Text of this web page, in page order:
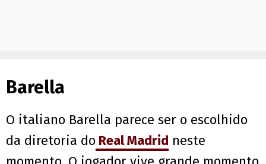
Barella
O italiano Barella parece ser o escolhido
da diretoria do Real Madrid neste